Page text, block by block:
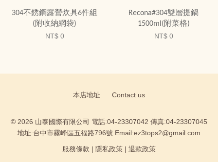
304不銹鋼露營炊具6件組
(附收納網袋)
NT$ 0
Recona#304雙層提鍋
1500ml(附菜格)
NT$ 0
本店地址 Contact us
© 2026 山泰國際有限公司 電話:04-23307042 傳真:04-23307045
地址:台中市霧峰區五福路796號 Email:ez3tops2@gmail.com
服務條款 隱私政策 退款政策